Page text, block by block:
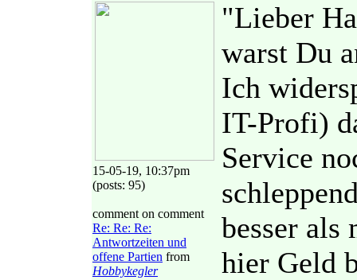
15-05-19, 10:37pm
(posts: 95)
comment on comment
Re: Re: Re:
Antwortzeiten und
offene Partien from
Hobbykegler
"Lieber
warst Du
Ich
IT-Profi)
Service
besser als
hier Geld